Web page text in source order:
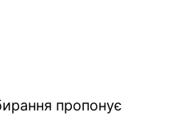
пропонує